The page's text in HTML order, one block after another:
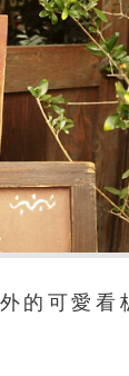
的可愛看